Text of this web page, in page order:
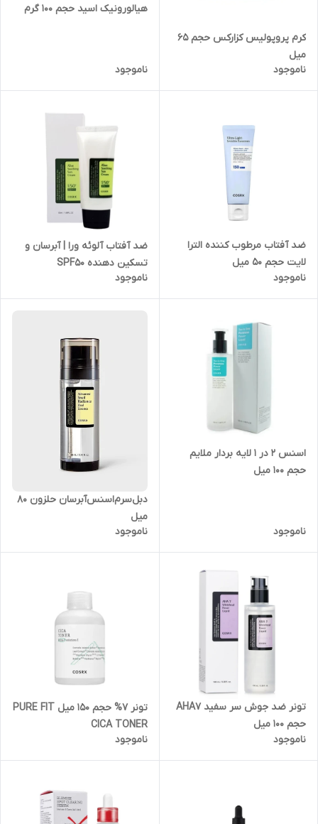
کرم‌ پروپولیس کزارکس حجم 65
میل
ناموجود
هیالورونیک اسید حجم ۱۰۰ گرم
ناموجود
ضد آفتاب مرطوب کننده الترا
لایت حجم 50 میل
ناموجود
ضد آفتاب آلوئه ورا | آبرسان و
تسکین دهنده SPF50
ناموجود
اسنس 2 در 1 لایه بردار ملایم‌
حجم 100 میل
ناموجود
دبل‌سرم‌اسنس‌آبرسان حلزون 80
میل
ناموجود
تونر ضد جوش سر سفید AHA7
حجم 100 میل
ناموجود
تونر 7% حجم 150 میل PURE FIT
CICA TONER
ناموجود